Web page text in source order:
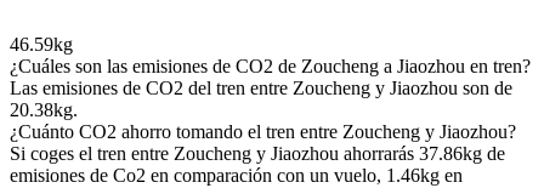
46.59kg
¿Cuáles son las emisiones de CO2 de Zoucheng a Jiaozhou en tren?
Las emisiones de CO2 del tren entre Zoucheng y Jiaozhou son de
20.38kg.
¿Cuánto CO2 ahorro tomando el tren entre Zoucheng y Jiaozhou?
Si coges el tren entre Zoucheng y Jiaozhou ahorrarás 37.86kg de
emisiones de Co2 en comparación con un vuelo, 1.46kg en